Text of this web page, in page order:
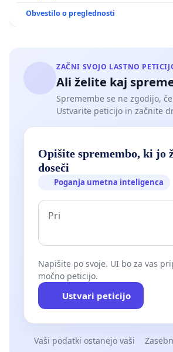
Obvestilo o preglednosti
ZAČNI SVOJO LASTNO
Ali želite kaj
Spremembe se ne zgodijo,
Ustvarite peticijo in začnite
Opišite spremembo, ki jo
doseči
Poganja umetna inteligenca
Napišite po svoje. UI bo za vas
močno peticijo.
Ustvari peticijo
Vaši podatki ostanejo vaši